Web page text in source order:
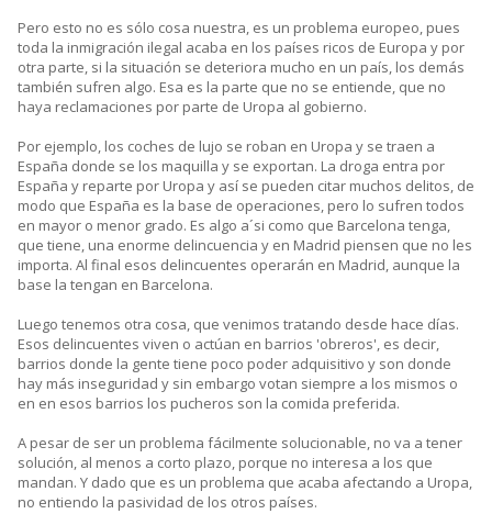
Pero esto no es sólo cosa nuestra, es un problema europeo, pues
toda la inmigración ilegal acaba en los países ricos de Europa y por
otra parte, si la situación se deteriora mucho en un país, los demás
también sufren algo. Esa es la parte que no se entiende, que no
haya reclamaciones por parte de Uropa al gobierno.
Por ejemplo, los coches de lujo se roban en Uropa y se traen a
España donde se los maquilla y se exportan. La droga entra por
España y reparte por Uropa y así se pueden citar muchos delitos, de
modo que España es la base de operaciones, pero lo sufren todos
en mayor o menor grado. Es algo a´si como que Barcelona tenga,
que tiene, una enorme delincuencia y en Madrid piensen que no les
importa. Al final esos delincuentes operarán en Madrid, aunque la
base la tengan en Barcelona.
Luego tenemos otra cosa, que venimos tratando desde hace días.
Esos delincuentes viven o actúan en barrios 'obreros', es decir,
barrios donde la gente tiene poco poder adquisitivo y son donde
hay más inseguridad y sin embargo votan siempre a los mismos o
en en esos barrios los pucheros son la comida preferida.
A pesar de ser un problema fácilmente solucionable, no va a tener
solución, al menos a corto plazo, porque no interesa a los que
mandan. Y dado que es un problema que acaba afectando a Uropa,
no entiendo la pasividad de los otros países.